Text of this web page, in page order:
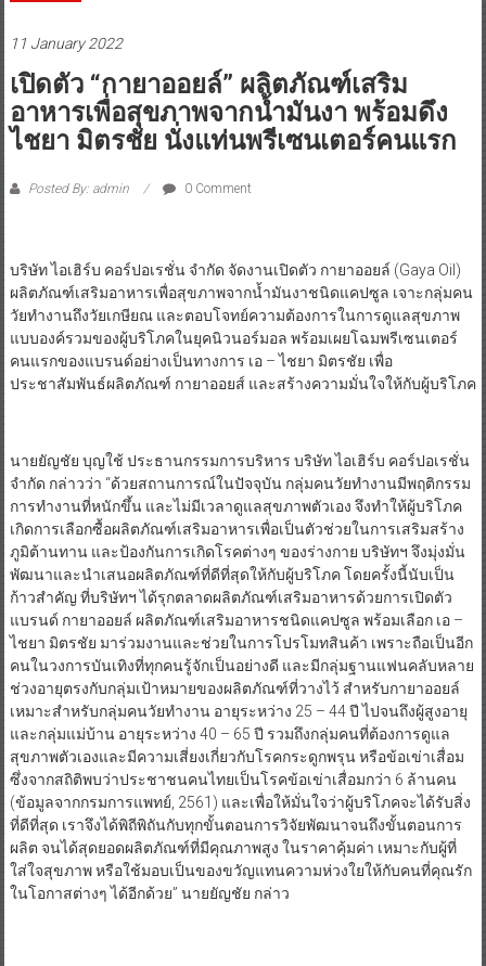
11 January 2022
เปิดตัว “กายาออยล์” ผลิตภัณฑ์เสริม
อาหารเพื่อสุขภาพจากน้ำมันงา พร้อมดึง
ไชยา มิตรชัย นั่งแท่นพรีเซนเตอร์คนแรก
Posted By: admin 0 Comment
บริษัท ไอเฮิร์บ คอร์ปอเรชั่น จำกัด จัดงานเปิดตัว กายาออยล์ (Gaya Oil)
ผลิตภัณฑ์เสริมอาหารเพื่อสุขภาพจากน้ำมันงาชนิดแคปซูล เจาะกลุ่มคน
วัยทำงานถึงวัยเกษียณ และตอบโจทย์ความต้องการในการดูแลสุขภาพ
แบบองค์รวมของผู้บริโภคในยุคนิวนอร์มอล พร้อมเผยโฉมพรีเซนเตอร์
คนแรกของแบรนด์อย่างเป็นทางการ เอ – ไชยา มิตรชัย เพื่อ
ประชาสัมพันธ์ผลิตภัณฑ์ กายาออยส์ และสร้างความมั่นใจให้กับผู้บริโภค
​นายยัญชัย บุญใช้ ประธานกรรมการบริหาร บริษัท ไอเฮิร์บ คอร์ปอเรชั่น
จำกัด กล่าวว่า “ด้วยสถานการณ์ในปัจจุบัน กลุ่มคนวัยทำงานมีพฤติกรรม
การทำงานที่หนักขึ้น และไม่มีเวลาดูแลสุขภาพตัวเอง จึงทำให้ผู้บริโภค
เกิดการเลือกซื้อผลิตภัณฑ์เสริมอาหารเพื่อเป็นตัวช่วยในการเสริมสร้าง
ภูมิต้านทาน และป้องกันการเกิดโรคต่างๆ ของร่างกาย บริษัทฯ จึงมุ่งมั่น
พัฒนาและนำเสนอผลิตภัณฑ์ที่ดีที่สุดให้กับผู้บริโภค โดยครั้งนี้นับเป็น
ก้าวสำคัญ ที่บริษัทฯ ได้รุกตลาดผลิตภัณฑ์เสริมอาหารด้วยการเปิดตัว
แบรนด์ กายาออยล์ ผลิตภัณฑ์เสริมอาหารชนิดแคปซูล พร้อมเลือก เอ –
ไชยา มิตรชัย มาร่วมงานและช่วยในการโปรโมทสินค้า เพราะถือเป็นอีก
คนในวงการบันเทิงที่ทุกคนรู้จักเป็นอย่างดี และมีกลุ่มฐานแฟนคลับหลาย
ช่วงอายุตรงกับกลุ่มเป้าหมายของผลิตภัณฑ์ที่วางไว้ สำหรับกายาออยล์
เหมาะสำหรับกลุ่มคนวัยทำงาน อายุระหว่าง 25 – 44 ปี ไปจนถึงผู้สูงอายุ
และกลุ่มแม่บ้าน อายุระหว่าง 40 – 65 ปี รวมถึงกลุ่มคนที่ต้องการดูแล
สุขภาพตัวเองและมีความเสี่ยงเกี่ยวกับโรคกระดูกพรุน หรือข้อเข่าเสื่อม
ซึ่งจากสถิติพบว่าประชาชนคนไทยเป็นโรคข้อเข่าเสื่อมกว่า 6 ล้านคน
(ข้อมูลจากกรมการแพทย์, 2561) และเพื่อให้มั่นใจว่าผู้บริโภคจะได้รับสิ่ง
ที่ดีที่สุด เราจึงได้พิถีพิถันกับทุกขั้นตอนการวิจัยพัฒนาจนถึงขั้นตอนการ
ผลิต จนได้สุดยอดผลิตภัณฑ์ที่มีคุณภาพสูง ในราคาคุ้มค่า เหมาะกับผู้ที่
ใส่ใจสุขภาพ หรือใช้มอบเป็นของขวัญแทนความห่วงใยให้กับคนที่คุณรัก
ในโอกาสต่างๆ ได้อีกด้วย” นายยัญชัย กล่าว